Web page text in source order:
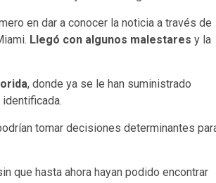
en dar a conocer la noticia a través de
Llegó con algunos malestares y la
, donde ya se le han suministrado
identificada.
tomar decisiones determinantes
que hasta ahora hayan podido encontrar